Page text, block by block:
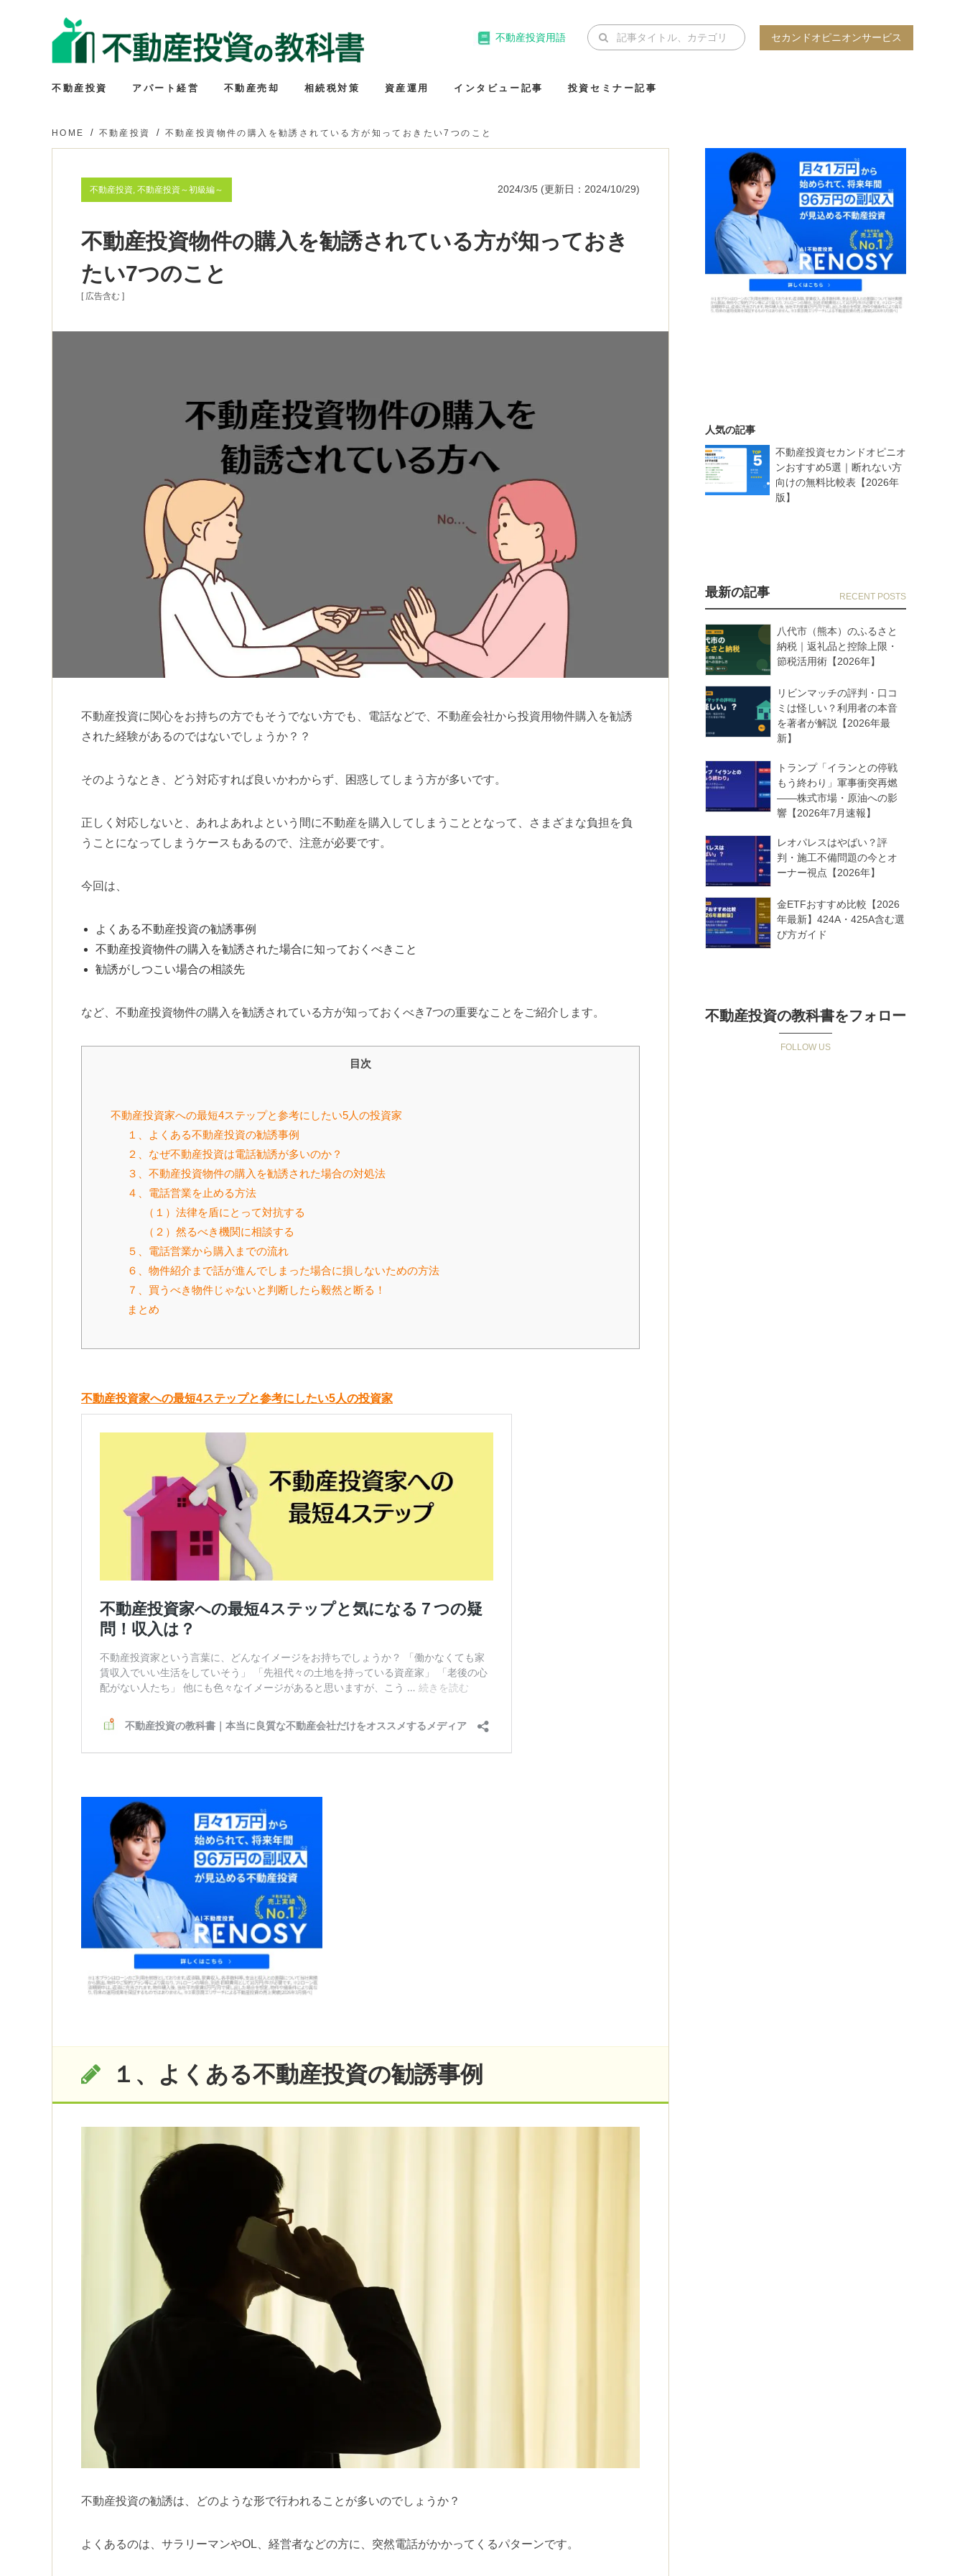
不動産投資用語 セカンドオピニオンサービス
不動産投資 アパート経営 不動産売却 相続税対策 資産運用 インタビュー記事 投資セミナー記事
HOME 不動産投資 不動産投資物件の購入を勧誘されている方が知っておきたい7つのこと
不動産投資, 不動産投資～初級編～ 2024/3/5 (更新日： 2024/10/29)
不動産投資物件の購入を勧誘されている方が知っておき
たい7つのこと
[ 広告含む ]
不動産投資に関心をお持ちの方でもそうでない方でも、電話などで、不動産会社から投資用物件購入を勧誘
された経験があるのではないでしょうか？？
そのようなとき、どう対応すれば良いかわからず、困惑してしまう方が多いです。
正しく対応しないと、あれよあれよという間に不動産を購入してしまうこととなって、さまざまな負担を負
うことになってしまうケースもあるので、注意が必要です。
今回は、
よくある不動産投資の勧誘事例
不動産投資物件の購入を勧誘された場合に知っておくべきこと
勧誘がしつこい場合の相談先
など、不動産投資物件の購入を勧誘されている方が知っておくべき7つの重要なことをご紹介します。
目次
不動産投資家への最短4ステップと参考にしたい5人の投資家
１、よくある不動産投資の勧誘事例
２、なぜ不動産投資は電話勧誘が多いのか？
３、不動産投資物件の購入を勧誘された場合の対処法
４、電話営業を止める方法
（１）法律を盾にとって対抗する
（２）然るべき機関に相談する
５、電話営業から購入までの流れ
６、物件紹介まで話が進んでしまった場合に損しないための方法
７、買うべき物件じゃないと判断したら毅然と断る！
まとめ
不動産投資家への最短4ステップと参考にしたい5人の投資家
１、よくある不動産投資の勧誘事例
不動産投資の勧誘は、どのような形で行われることが多いのでしょうか？
よくあるのは、サラリーマンやOL 、経営者などの方に、突然電話がかかってくるパターンです。
不動産投資セカンドオピニオ
ンおすすめ5選｜断れない方
向けの無料比較表【2026年
版】
人気の記事
最新の記事
八代市（熊本）のふるさと
納税｜返礼品と控除上限・
節税活用術【2026年】
リビンマッチの評判・口コ
ミは怪しい？利用者の本音
を著者が解説【2026年最
新】
トランプ「イランとの停戦
もう終わり」軍事衝突再燃
——株式市場・原油への影
響【2026年7月速報】
レオパレスはやばい？評
判・施工不備問題の今とオ
ーナー視点【2026年】
金ETFおすすめ比較【2026
年最新】424A・425A含む選
び方ガイド
不動産投資の教科書をフォロー